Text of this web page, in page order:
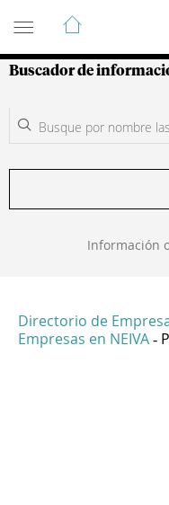
Guía de
Buscador de
Información
Directorio de
Empresas en NEIVA -